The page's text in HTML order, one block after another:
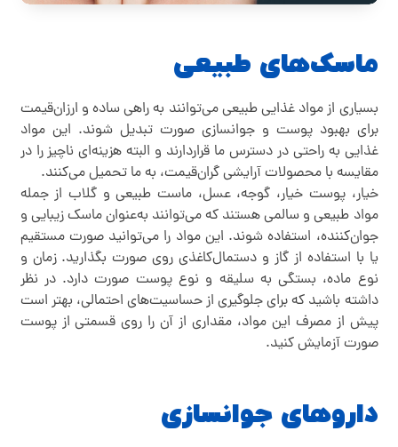
ماسک‌های طبیعی
بسیاری از مواد غذایی طبیعی می‌توانند به راهی ساده و ارزان‌قیمت
برای بهبود پوست و جوانسازی صورت تبدیل شوند. این مواد
غذایی به راحتی در دسترس ما قراردارند و البته هزینه‌ای ناچیز را در
مقایسه با محصولات آرایشی گران‌قیمت، به ما تحمیل می‌کنند.
خیار، پوست خیار، گوجه، عسل، ماست طبیعی و گلاب از جمله
مواد طبیعی و سالمی هستند که می‌توانند به‌عنوان ماسک زیبایی و
جوان‌کننده، استفاده شوند. این مواد را می‌توانید صورت مستقیم
یا با استفاده از گاز و دستمال‌کاغذی روی صورت بگذارید. زمان و
نوع ماده، بستگی به سلیقه و نوع پوست صورت دارد. در نظر
داشته باشید که برای جلوگیری از حساسیت‌های احتمالی، بهتر است
پیش از مصرف این مواد، مقداری از آن را روی قسمتی از پوست
صورت آزمایش کنید.
دارو‌های جوانسازی